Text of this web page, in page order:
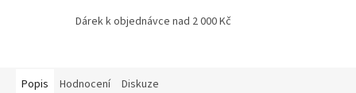
Dárek k objednávce nad 2 000 Kč
Popis Hodnocení Diskuze